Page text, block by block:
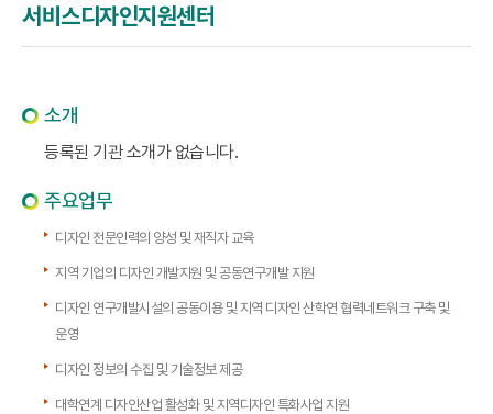
서비스디자인지원센터
소개
등록된 기관 소개가 없습니다.
주요업무
디자인 전문인력의 양성 및 재직자 교육
지역 기업의 디자인 개발지원 및 공동연구개발 지원
디자인 연구개발시설의 공동이용 및 지역 디자인 산학연 협력네트워크 구축 및
운영
디자인 정보의 수집 및 기술정보 제공
대학연계 디자인산업 활성화 및 지역디자인 특화사업 지원